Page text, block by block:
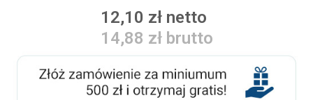
12,10 zł netto
14,88 zł brutto